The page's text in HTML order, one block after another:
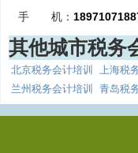
手 机：
其他城市税务
北京税务会计培训 上海税
兰州税务会计培训
青岛税